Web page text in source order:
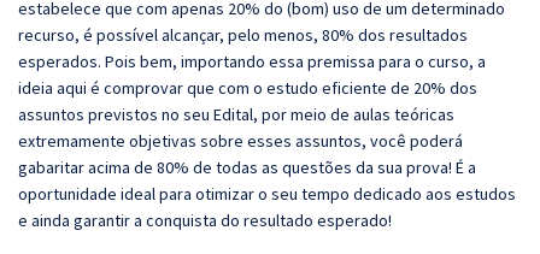
estabelece que com apenas 20% do (bom) uso de um determinado
recurso, é possível alcançar, pelo menos, 80% dos resultados
esperados. Pois bem, importando essa premissa para o curso, a
ideia aqui é comprovar que com o estudo eficiente de 20% dos
assuntos previstos no seu Edital, por meio de aulas teóricas
extremamente objetivas sobre esses assuntos, você poderá
gabaritar acima de 80% de todas as questões da sua prova! É a
oportunidade ideal para otimizar o seu tempo dedicado aos estudos
e ainda garantir a conquista do resultado esperado!